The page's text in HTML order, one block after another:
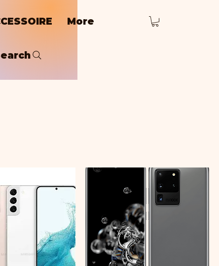
More